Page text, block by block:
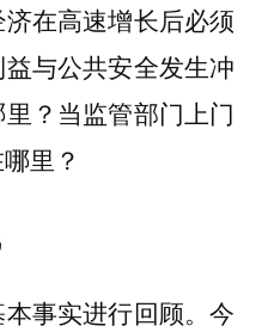
在高速增长后必须
与公共安全发生冲
？当监管部门上门
里？
事实进行回顾。今